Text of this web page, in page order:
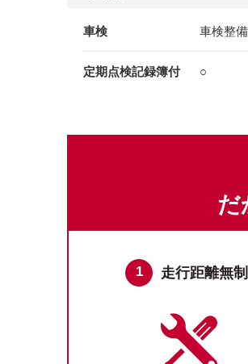
車検 車検整
定期点検記録簿付 ○
だ
走行距離無